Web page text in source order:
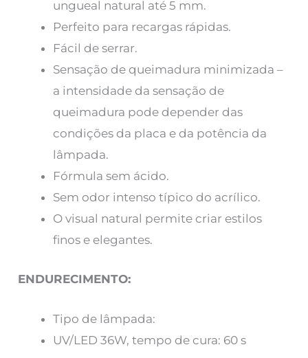
ungueal natural até 5 mm.
Perfeito para recargas rápidas.
Fácil de serrar.
Sensação de queimadura minimizada –
a intensidade da sensação de
queimadura pode depender das
condições da placa e da potência da
lâmpada.
Fórmula sem ácido.
Sem odor intenso típico do acrílico.
O visual natural permite criar estilos
finos e elegantes.
ENDURECIMENTO:
Tipo de lâmpada:
UV/LED 36W, tempo de cura: 60 s